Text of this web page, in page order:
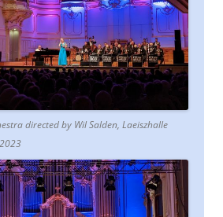
directed by Wil Salden, Laeiszhalle